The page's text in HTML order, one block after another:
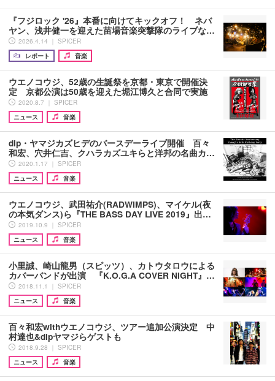
『フジロック '26』本番に向けてキックオフ！ ネバ
ヤン、浅井健一を迎えた苗場音楽突撃隊のライブな…
2026.4.14 ｜ SPICER
レポート
音楽
ウエノコウジ、52歳の生誕祭を京都・東京で開催決
定 京都公演は50歳を迎えた堀江博久と合同で実施
2020.8.7 ｜ SPICER
ニュース
音楽
dip・ヤマジカズヒデのバースデーライブ開催 百々
和宏、穴井仁吉、クハラカズユキらと洋邦の名曲カ…
2020.1.17 ｜ SPICER
ニュース
音楽
ウエノコウジ、武田祐介(RADWIMPS)、マイケル(夜
の本気ダンス)ら『THE BASS DAY LIVE 2019』出…
2019.10.9 ｜ SPICER
ニュース
音楽
小里誠、崎山龍男（スピッツ）、カトウタロウによる
カバーバンドが出演 『K.O.G.A COVER NIGHT』…
2018.11.1 ｜ SPICER
ニュース
音楽
百々和宏withウエノコウジ、ツアー追加公演決定 中
村達也&dipヤマジらゲストも
2018.9.28 ｜ SPICER
ニュース
音楽